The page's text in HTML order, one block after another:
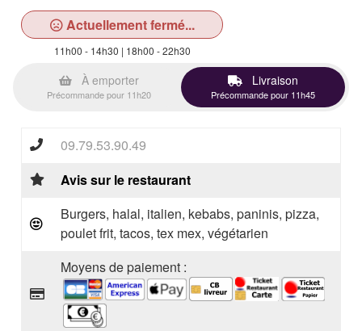
Actuellement fermé...
11h00 - 14h30 | 18h00 - 22h30
À emporter
Précommande pour 11h20
Livraison
Précommande pour 11h45
09.79.53.90.49
Avis sur le restaurant
Burgers, halal, italien, kebabs, paninis, pizza,
poulet frit, tacos, tex mex, végétarien
Moyens de paiement :